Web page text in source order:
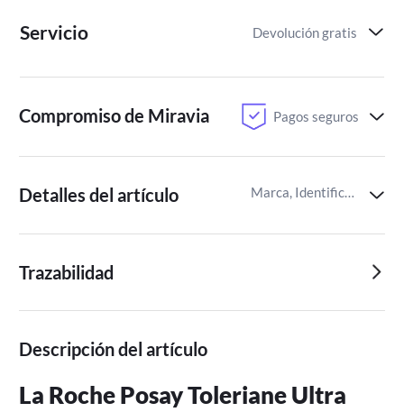
Servicio Devolución gratis
Compromiso de Miravia Pagos seguros
Detalles del artículo Marca, Identificador del artículo de Miravia
Trazabilidad
Descripción del artículo
La Roche Posay Toleriane Ultra